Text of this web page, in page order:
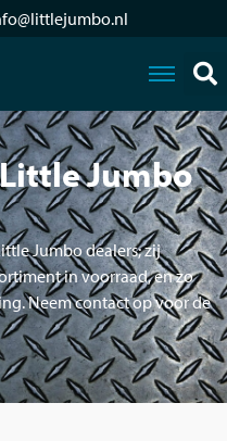
Jumbo
Jumbo dealers; zij
in voorraad, en zo
Neem contact op voor de